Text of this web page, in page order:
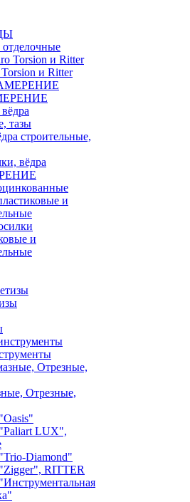
и Ritter
строительные,
вёдра
и
и
Отрезные,
LUX",
Diamond"
RITTER